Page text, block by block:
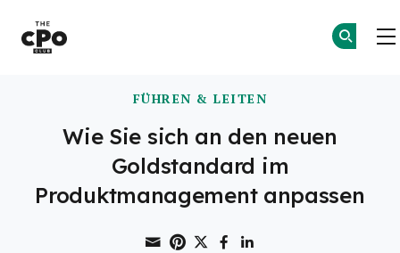
FÜHREN & LEITEN
Wie Sie sich an den neuen
Goldstandard im
Produktmanagement anpassen
Share through Email
Print this page
Share on Pinterest
Share on Twitter
Share on